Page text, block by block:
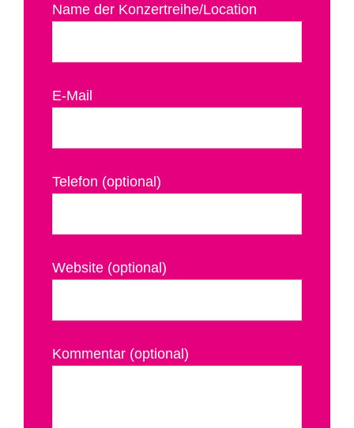
Name der Konzertreihe/Location
E-Mail
Telefon (optional)
Website (optional)
Kommentar (optional)